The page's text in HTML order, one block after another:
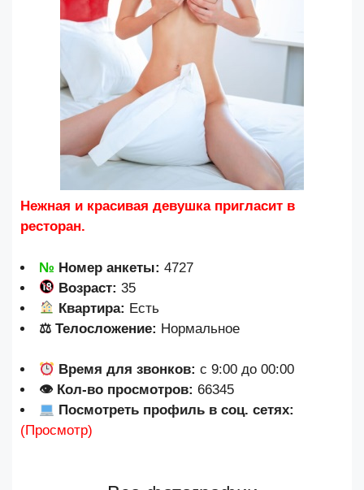
Нежная и красивая девушка пригласит в
ресторан.
№ Номер анкеты: 4727
Возраст:35
Квартира: Есть
⚖ Телосложение: Нормальное
Время для звонков:с 9:00 до 00:00
👁 Кол-во просмотров: 66345
Посмотреть профиль в соц. сетях:
(Просмотр)